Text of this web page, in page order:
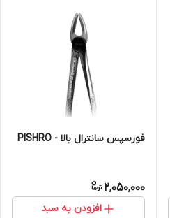
فورسپس سانترال بالا - PISHRO
2,050,000
افزودن به سبد